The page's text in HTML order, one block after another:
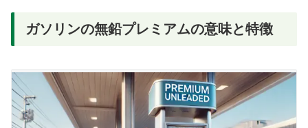
ガソリンの無鉛プレミアムの意味と特徴